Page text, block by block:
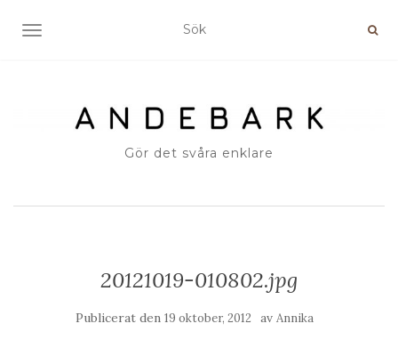
SLÅ PÅ/AV NAVIGERING
Gör det svåra enklare
20121019-010802.jpg
Publicerat den 19 oktober, 2012 av Annika